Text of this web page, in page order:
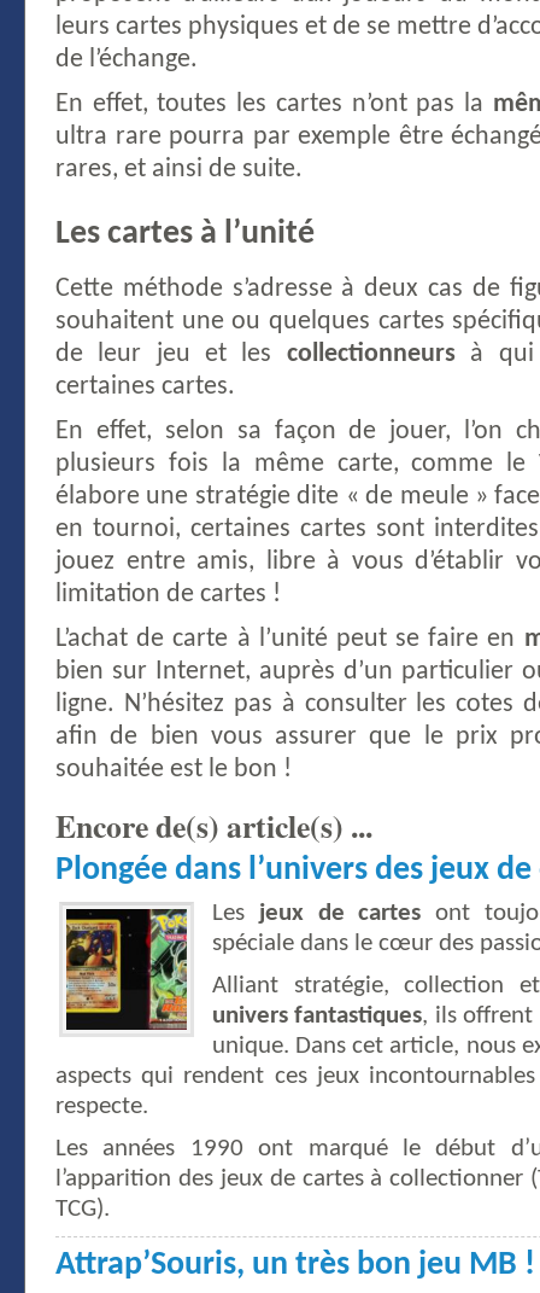
leurs cartes physiques et de se mettre
de l’échange.
En effet, toutes les cartes n’ont pas la
ultra rare pourra par exemple être
rares, et ainsi de suite.
Les cartes à l’unité
Cette méthode s’adresse à deux cas de
souhaitent une ou quelques cartes
de leur jeu et les collectionneursà qui
certaines cartes.
En effet, selon sa façon de jouer, l’on
plusieurs fois la même carte, comme le
élabore une stratégie dite « de meule »
en tournoi, certaines cartes sont
jouez entre amis, libre à vous d’établir
limitation de cartes !
L’achat de carte à l’unité peut se faire en
bien sur Internet, auprès d’un particulier
ligne. N’hésitez pas à consulter les cotes
afin de bien vous assurer que le prix
souhaitée est le bon !
Encore de(s) article(s) ...
Plongée dans l’univers des jeux
Les jeux de cartes ont
spéciale dans le cœur des
Alliant stratégie, collection
univers fantastiques, ils offrent
unique. Dans cet article, nous
aspects qui rendent ces jeux
respecte.
Les années 1990 ont marqué le début
l’apparition des jeux de cartes à collectionner
TCG).
Attrap’Souris, un très bon jeu MB !